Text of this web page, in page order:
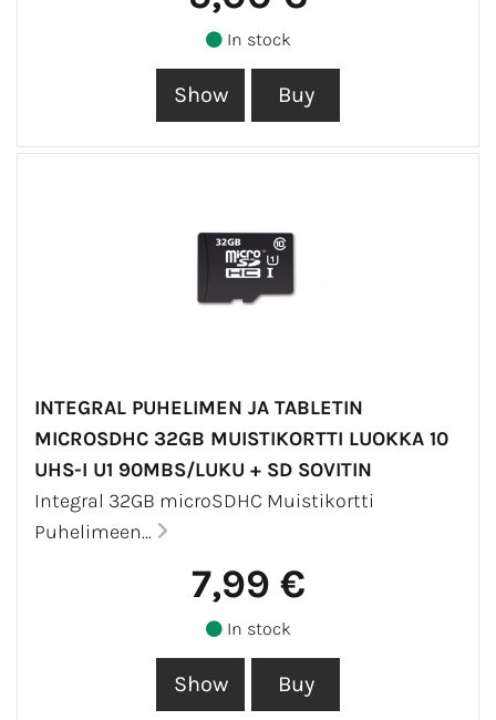
In stock
INTEGRAL PUHELIMEN JA TABLETIN
MICROSDHC 32GB MUISTIKORTTI LUOKKA 10
UHS-I U1 90MBS/LUKU + SD SOVITIN
Integral 32GB microSDHC Muistikortti
Puhelimeen...
7,99 €
In stock